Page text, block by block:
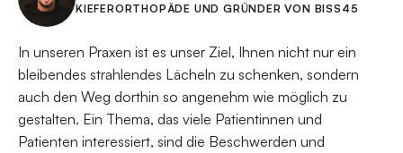
KIEFERORTHOPÄDE UND GRÜNDER VON BISS45
In unseren Praxen ist es unser Ziel, Ihnen nicht nur ein
bleibendes strahlendes Lächeln zu schenken, sondern
auch den Weg dorthin so angenehm wie möglich zu
gestalten. Ein Thema, das viele Patientinnen und
Patienten interessiert, sind die Beschwerden und